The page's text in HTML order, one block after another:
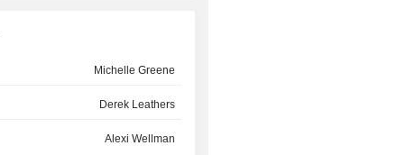
Michelle Greene
Derek Leathers
Alexi Wellman